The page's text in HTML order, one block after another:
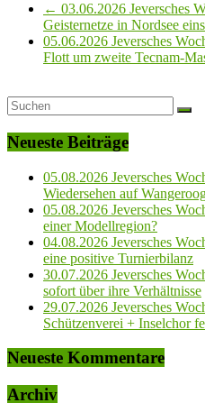
← 03.06.2026 Jeversches
Geisternetze in Nordsee
05.06.2026 Jeversches
Flott um zweite Tecnam-
Neueste Beiträge
05.08.2026 Jeversches
Wiedersehen auf
05.08.2026 Jeversches
einer Modellregion?
04.08.2026 Jeversches
eine positive Turnierbilanz
30.07.2026 Jeversches
sofort über ihre Verhältnisse
29.07.2026 Jeversches
Schützenverei + Inselchor
Neueste Kommentare
Archiv